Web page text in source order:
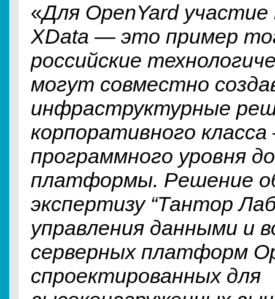
«Для OpenYard
XData — это пример
российские
могут совместно
инфраструктурные
корпоративного
программного уровня
платформы. Решение
экспертизу “Тантор
управления данными и
серверных платформ
спроектированных для